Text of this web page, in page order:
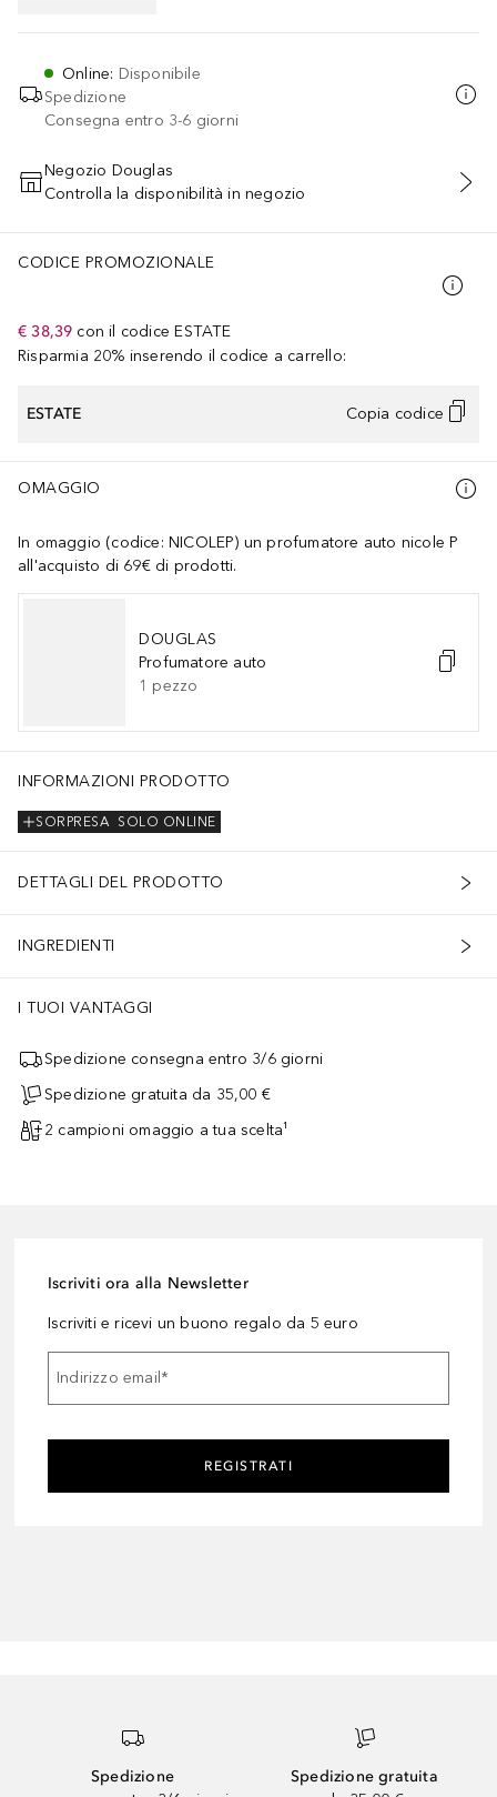
Online: Disponibile
Spedizione
Consegna entro 3-6 giorni
AGGIUNGI AL CARRELLO
Negozio Douglas
Controlla la disponibilità in negozio
CODICE PROMOZIONALE
€ 38,39 con il codice ESTATE
Risparmia 20% inserendo il codice a carrello:
ESTATE Copia codice
OMAGGIO
In omaggio (codice: NICOLEP) un profumatore auto nicole P
all'acquisto di 69€ di prodotti.
DOUGLAS
Profumatore auto
1 pezzo
INFORMAZIONI PRODOTTO
SOLO ONLINE
SORPRESA
DETTAGLI DEL PRODOTTO
INGREDIENTI
I TUOI VANTAGGI
Spedizione consegna entro 3/6 giorni
Spedizione gratuita da 35,00 €
2 campioni omaggio a tua scelta¹
Iscriviti ora alla Newsletter
Iscriviti e ricevi un buono regalo da 5 euro
Indirizzo email*
REGISTRATI
Spedizione
Spedizione gratuita